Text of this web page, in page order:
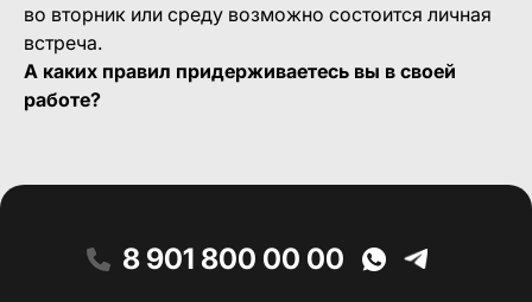
во вторник или среду возможно состоится личная
встреча.
А каких правил придерживаетесь вы в своей
работе?
8 901 800 00 00